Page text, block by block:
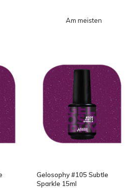
Am meisten
Gelosophy #105 Subtle
Sparkle 15ml